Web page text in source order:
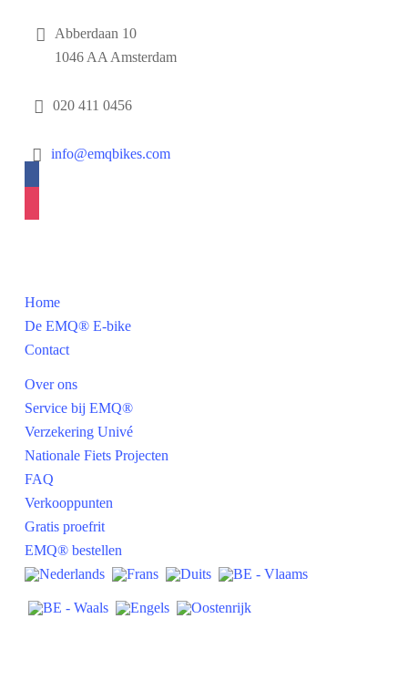
Abberdaan 10
1046 AA Amsterdam
020 411 0456
info@emqbikes.com
Home
De EMQ® E-bike
Contact
Over ons
Service bij EMQ®
Verzekering Univé
Nationale Fiets Projecten
FAQ
Verkooppunten
Gratis proefrit
EMQ® bestellen